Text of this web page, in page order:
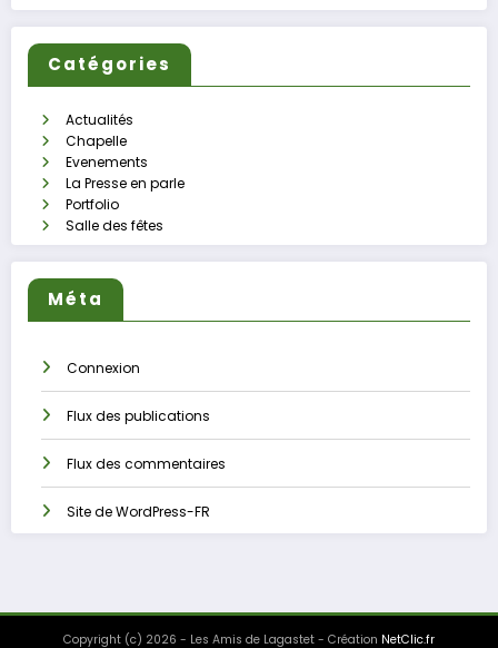
Catégories
Actualités
Chapelle
Evenements
La Presse en parle
Portfolio
Salle des fêtes
Méta
Connexion
Flux des publications
Flux des commentaires
Site de WordPress-FR
Copyright (c) 2026 - Les Amis de Lagastet - Création NetClic.fr